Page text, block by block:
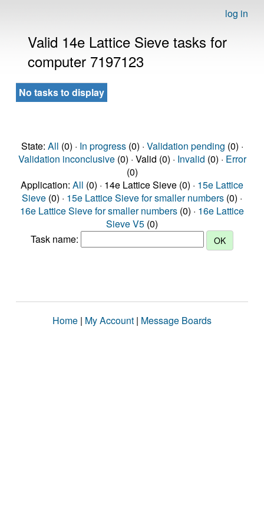
log in
Valid 14e Lattice Sieve tasks for
computer 7197123
No tasks to display
State: All (0) · In progress(0) · Validation pending (0) ·
Validation inconclusive(0) · Valid (0) · Invalid (0) · Error
(0)
Application: All (0) · 14e Lattice Sieve (0) · 15e Lattice
Sieve (0) · 15e Lattice Sieve for smaller numbers (0) ·
16e Lattice Sieve for smaller numbers (0) · 16e Lattice
Sieve V5 (0)
Task name:
Home | My Account | Message Boards